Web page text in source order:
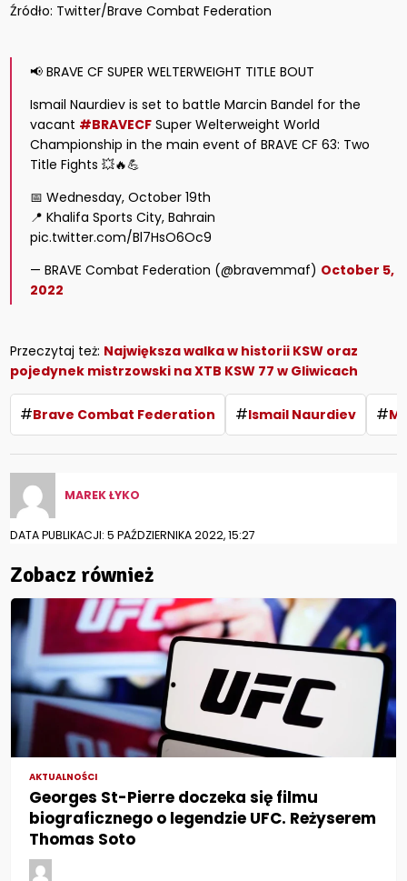
Źródło: Twitter/Brave Combat Federation
📢 BRAVE CF SUPER WELTERWEIGHT TITLE BOUT
Ismail Naurdiev is set to battle Marcin Bandel for the
vacant #BRAVECF Super Welterweight World
Championship in the main event of BRAVE CF 63: Two
Title Fights 💥🔥💪
📅 Wednesday, October 19th
📍 Khalifa Sports City, Bahrain
pic.twitter.com/Bl7HsO6Oc9
— BRAVE Combat Federation (@bravemmaf) October 5,
2022
Przeczytaj też: Największa walka w historii KSW oraz
pojedynek mistrzowski na XTB KSW 77 w Gliwicach
#Brave Combat Federation #Ismail Naurdiev #
MAREK ŁYKO
DATA PUBLIKACJI: 5 PAŹDZIERNIKA 2022, 15:27
Zobacz również
AKTUALNOŚCI
Georges St-Pierre doczeka się filmu
biograficznego o legendzie UFC. Reżyserem
Thomas Soto